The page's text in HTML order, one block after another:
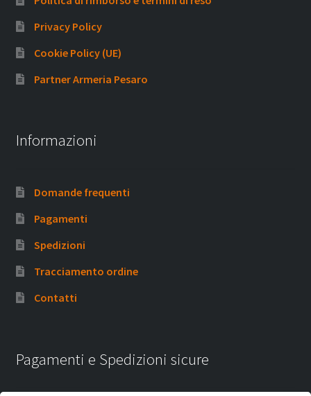
Privacy Policy
Cookie Policy (UE)
Partner Armeria Pesaro
Informazioni
Domande frequenti
Pagamenti
Spedizioni
Tracciamento ordine
Contatti
Pagamenti e Spedizioni sicure